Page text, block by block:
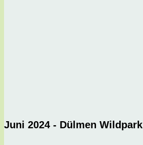
Juni 2024 - Dülmen Wildpark